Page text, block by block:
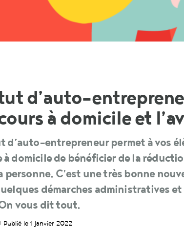
d’auto-
à domicile et
d’auto-entrepreneur permet à vos
à domicile de bénéficier de la
personne. C’est une très bonne
démarches administratives
vous dit tout.
Publié le 1 janvier 2022